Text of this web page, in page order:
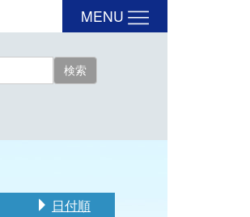
MENU
日付順